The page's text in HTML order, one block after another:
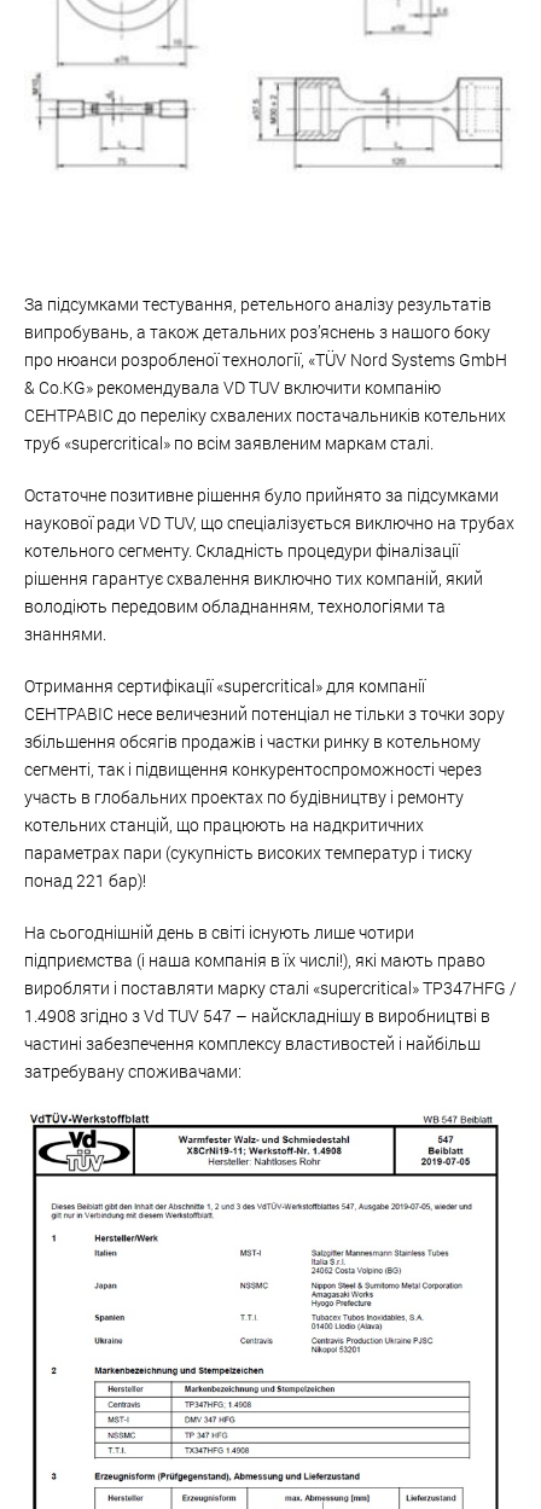
За підсумками тестування, ретельного аналізу результатів
випробувань, а також детальних роз’яснень з нашого боку
про нюанси розробленої технології, «TÜV Nord Systems GmbH
& Co.KG» рекомендувала VD TUV включити компанію
СЕНТРАВІС до переліку схвалених постачальників котельних
труб «supercritical» по всім заявленим маркам сталі.
Остаточне позитивне рішення було прийнято за підсумками
наукової ради VD TUV, що спеціалізується виключно на трубах
котельного сегменту. Складність процедури фіналізації
рішення гарантує схвалення виключно тих компаній, який
володіють передовим обладнанням, технологіями та
знаннями.
Отримання сертифікації «supercritical» для компанії
СЕНТРАВІС несе величезний потенціал не тільки з точки зору
збільшення обсягів продажів і частки ринку в котельному
сегменті, так і підвищення конкурентоспроможності через
участь в глобальних проектах по будівництву і ремонту
котельних станцій, що працюють на надкритичних
параметрах пари (сукупність високих температур і тиску
понад 221 бар)!
На сьогоднішній день в світі існують лише чотири
підприємства (і наша компанія в їх числі!), які мають право
виробляти і поставляти марку сталі «supercritical» TP347HFG /
1.4908 згідно з Vd TUV 547 – найскладнішу в виробництві в
частині забезпечення комплексу властивостей і найбільш
затребувану споживачами: